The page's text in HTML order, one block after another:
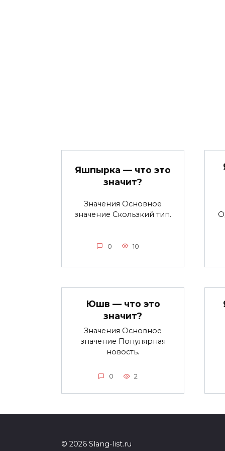
Яшпырка — что это
значит?
Значения Основное
значение Скользкий тип.
0 10
Юшв — что это
значит?
Значения Основное
значение Популярная
новость.
0 2
© 2026 Slang-list.ru